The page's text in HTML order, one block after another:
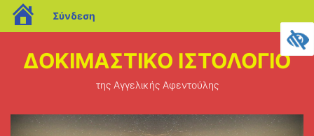
περιεχόμενο
ΔΟΚΙΜΑΣΤΙΚΟ ΙΣΤΟΛΟΓΙΟ
της Αγγελικής Αφεντούλης
blogs.sch.gr
Σύνδεση